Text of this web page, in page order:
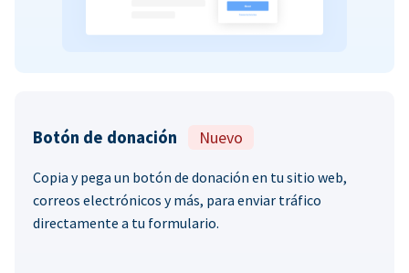
Botón de donación Nuevo
Copia y pega un botón de donación en tu sitio web,
correos electrónicos y más, para enviar tráfico
directamente a tu formulario.